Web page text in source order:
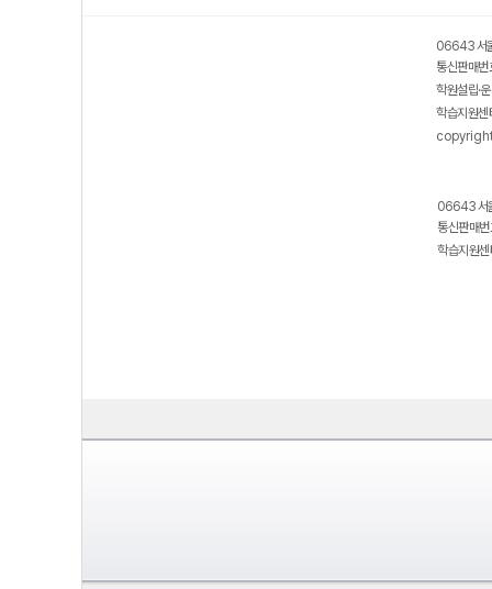
06643 서
통신판매
학원설립·
학습지원
06643 서
통신판매
학습지원